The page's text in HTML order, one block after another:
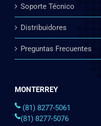
Soporte Técnico
Distribuidores
Preguntas Frecuentes
MONTERREY
(81) 8277-5061
(81) 8277-5076